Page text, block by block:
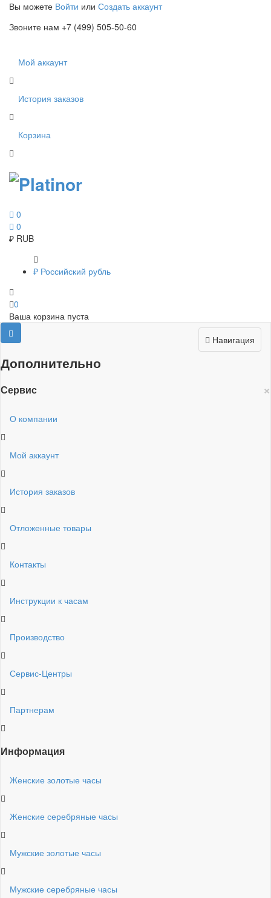
Вы можете Войти или Создать аккаунт
Звоните нам +7 (499) 505-50-60
Мой аккаунт
История заказов
Корзина
0
0
₽ RUB
₽ Российский рубль
0
Ваша корзина пуста
Навигация
Дополнительно
×
Сервис
О компании
Мой аккаунт
История заказов
Отложенные товары
Контакты
Инструкции к часам
Производство
Сервис-Центры
Партнерам
Информация
Женские золотые часы
Женские серебряные часы
Мужские золотые часы
Мужские серебряные часы